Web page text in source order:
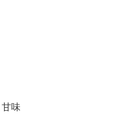
甘味